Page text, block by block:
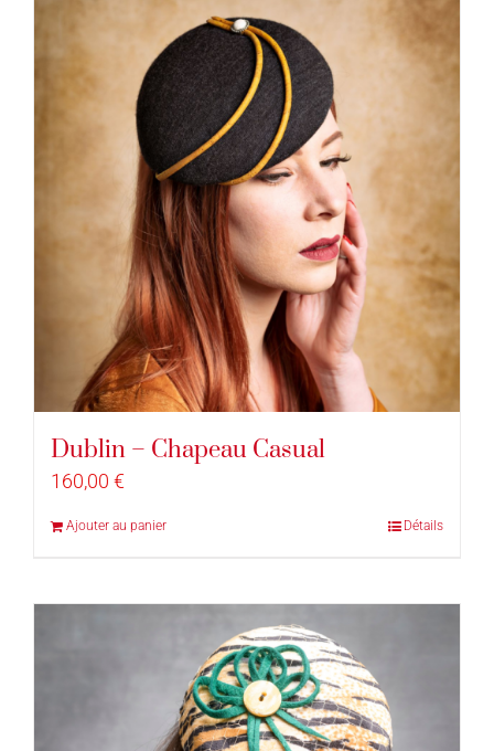
Dublin – Chapeau Casual
160,00 €
Ajouter au panier Détails